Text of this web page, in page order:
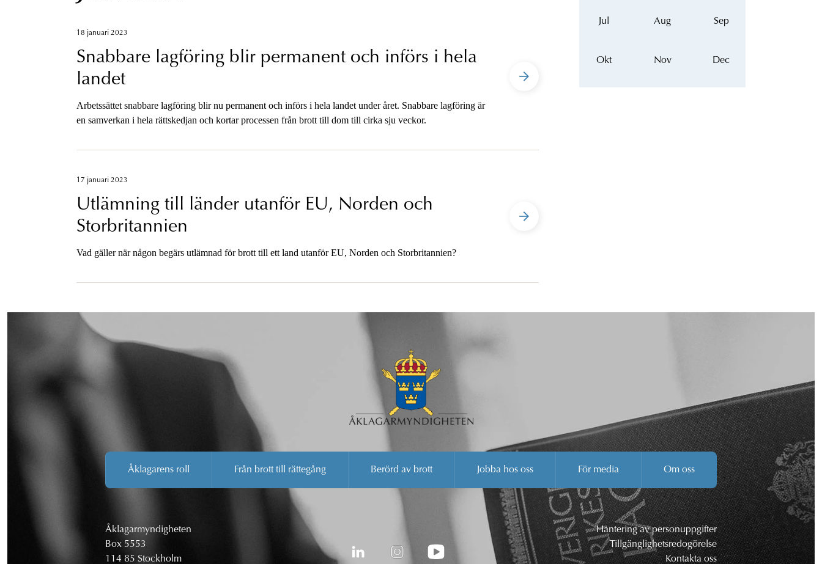
Jul Aug Sep
Okt Nov Dec
18 januari 2023
Snabbare lagföring blir permanent och införs i hela
landet
Arbetssättet snabbare lagföring blir nu permanent och införs i hela landet under året. Snabbare lagföring är
en samverkan i hela rättskedjan och kortar processen från brott till dom till cirka sju veckor.
17 januari 2023
Utlämning till länder utanför EU, Norden och
Storbritannien
Vad gäller när någon begärs utlämnad för brott till ett land utanför EU, Norden och Storbritannien?
Åklagarens roll Från brott till rättegång Berörd av brott Jobba hos oss För media Om oss
Åklagarmyndigheten
Box 5553
114 85 Stockholm
Hantering av personuppgifter
Tillgänglighetsredogörelse
Kontakta oss